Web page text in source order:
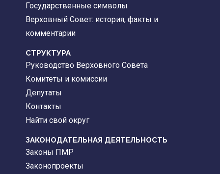
Государственные символы
Верховный Совет: история, факты и
комментарии
CТРУКТУРА
Руководство Верховного Совета
Комитеты и комиссии
Депутаты
Контакты
Найти свой округ
ЗАКОНОДАТЕЛЬНАЯ ДЕЯТЕЛЬНОСТЬ
Законы ПМР
Законопроекты